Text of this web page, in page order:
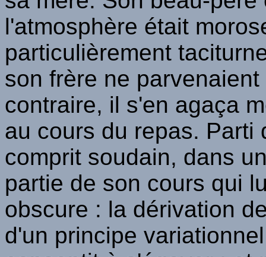
l'atmosphère était
particulièrement
son frère ne
contraire, il s'en agaça
au cours du repas. Parti
comprit soudain, dans
partie de son cours qui
obscure : la dérivation
d'un principe